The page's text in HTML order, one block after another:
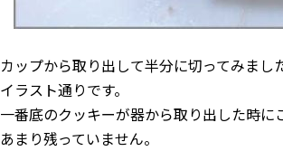
カップから取り出して半分に切ってみまし
イラスト通りです。
一番底のクッキーが器から取り出した時に
あまり残っていません。